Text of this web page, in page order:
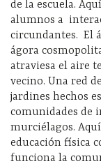
de la escuela.
alumnos a
circundantes. El
ágora
atraviesa el aire
vecino. Una red
jardines hechos
comunidades de
murciélagos.
educación física
funciona la